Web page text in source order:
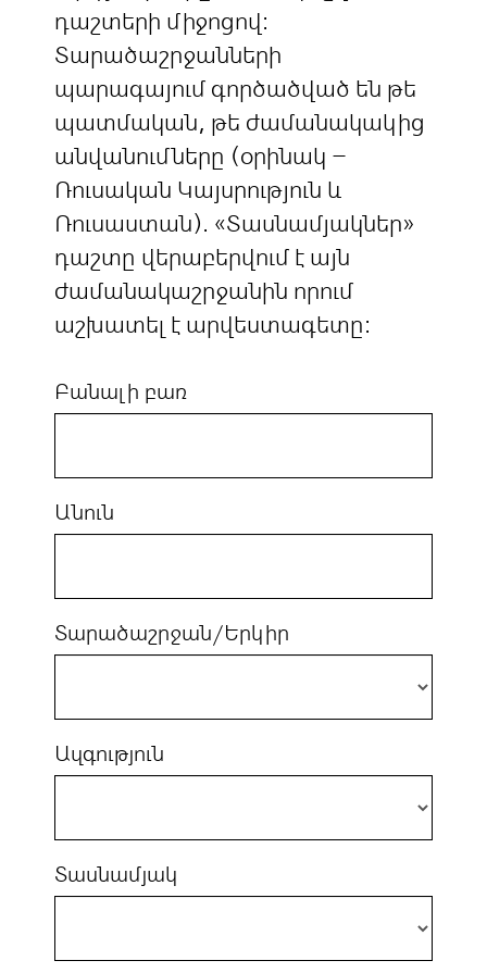
դաշտերի միջոցով:
Տարածաշրջանների
պարագայում գործածված են թե
պատմական, թե ժամանակակից
անվանումները (օրինակ –
Ռուսական Կայսրություն և
Ռուսաստան). «Տասնամյակներ»
դաշտը վերաբերվում է այն
ժամանակաշրջանին որում
աշխատել է արվեստագետը:
Բանալի բառ
Անուն
Տարածաշրջան/Երկիր
Ազգություն
Տասնամյակ